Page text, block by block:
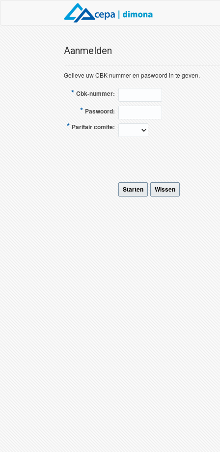
Aanmelden
Gelieve uw CBK-nummer en paswoord in te geven.
* Cbk-nummer:
* Paswoord:
* Paritair comite:
Starten Wissen